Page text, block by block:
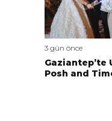
3 gün önce
Gaziantep’te
Posh and